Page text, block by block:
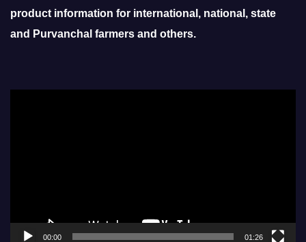
product information for international, national, state
and Purvanchal farmers and others.
00:00 01:26